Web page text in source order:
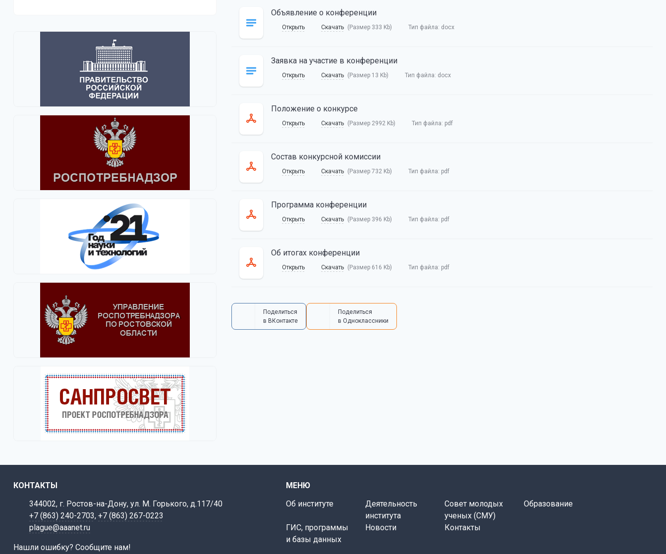
Объявление о конференции
Открыть Скачать (Размер 333 Kb) Тип файла: docx
Заявка на участие в конференции
Открыть Скачать (Размер 13 Kb) Тип файла: docx
Положение о конкурсе
Открыть Скачать (Размер 2992 Kb) Тип файла: pdf
Состав конкурсной комиссии
Открыть Скачать (Размер 732 Kb) Тип файла: pdf
Программа конференции
Открыть Скачать (Размер 396 Kb) Тип файла: pdf
Об итогах конференции
Открыть Скачать (Размер 616 Kb) Тип файла: pdf
Поделиться
в ВКонтакте
Поделиться
в Одноклассники
КОНТАКТЫ
344002, г. Ростов-на-Дону, ул. М. Горького, д.117/40
+7 (863) 240-2703, +7 (863) 267-0223
plague@aaanet.ru
Нашли ошибку? Сообщите нам!
МЕНЮ
Об институте
Деятельность
института
Совет молодых
ученых (СМУ)
Образование
ГИС, программы
и базы данных
Новости Контакты